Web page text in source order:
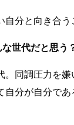
自分と向き合う
世代だと思う
。同調圧力を
自分が自分で